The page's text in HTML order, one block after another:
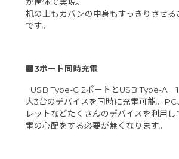
が筐体で実現。
机の上もカバンの中身もすっきりさせる
です。
■3ポート同時充電
USB Type-C 2ポートとUSB Type-A
大3台のデバイスを同時に充電可能。PC
レットなどたくさんのデバイスを利用し
電の心配をする必要が無くなります。